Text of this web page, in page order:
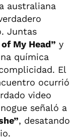
australiana
Juntas
My Head” y
química
El
ocurrió
video
señaló a
, desatando